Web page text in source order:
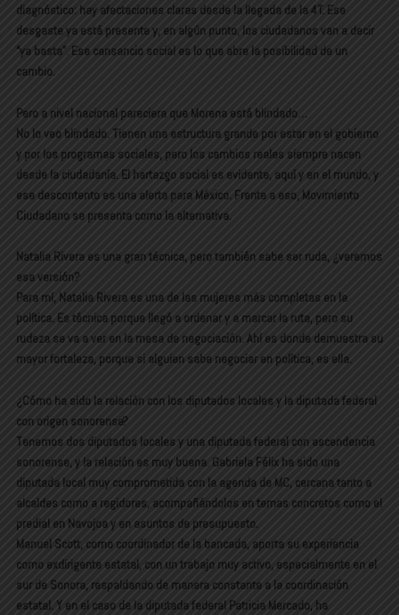
diagnóstico: hay afectaciones claras desde la llegada de la 4T. Ese
desgaste ya está presente y, en algún punto, los ciudadanos van a decir
“ya basta”. Ese cansancio social es lo que abre la posibilidad de un
cambio.
Pero a nivel nacional pareciera que Morena está blindado…
No lo veo blindado. Tienen una estructura grande por estar en el gobierno
y por los programas sociales, pero los cambios reales siempre nacen
desde la ciudadanía. El hartazgo social es evidente, aquí y en el mundo, y
ese descontento es una alerta para México. Frente a eso, Movimiento
Ciudadano se presenta como la alternativa.
Natalia Rivera es una gran técnica, pero también sabe ser ruda, ¿veremos
esa versión?
Para mí, Natalia Rivera es una de las mujeres más completas en la
política. Es técnica porque llegó a ordenar y a marcar la ruta, pero su
rudeza se va a ver en la mesa de negociación. Ahí es donde demuestra su
mayor fortaleza, porque si alguien sabe negociar en política, es ella.
¿Cómo ha sido la relación con los diputados locales y la diputada federal
con origen sonorense?
Tenemos dos diputados locales y una diputada federal con ascendencia
sonorense, y la relación es muy buena. Gabriela Félix ha sido una
diputada local muy comprometida con la agenda de MC, cercana tanto a
alcaldes como a regidores, acompañándolos en temas concretos como el
predial en Navojoa y en asuntos de presupuesto.
Manuel Scott, como coordinador de la bancada, aporta su experiencia
como exdirigente estatal, con un trabajo muy activo, especialmente en el
sur de Sonora, respaldando de manera constante a la coordinación
estatal. Y en el caso de la diputada federal Patricia Mercado, ha